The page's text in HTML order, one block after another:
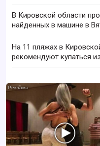
В Кировской области
найденных в машине в
На 11 пляжах в
рекомендуют купаться